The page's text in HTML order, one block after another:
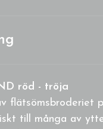
röd - tröja
flätsömsbroderiet
till många av